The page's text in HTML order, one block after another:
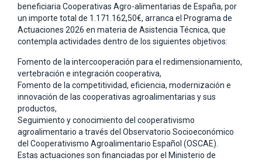
beneficiaria Cooperativas Agro-alimentarias de España, por
un importe total de 1.171.162,50€, arranca el Programa de
Actuaciones 2026 en materia de Asistencia Técnica, que
contempla actividades dentro de los siguientes objetivos:
Fomento de la intercooperación para el redimensionamiento,
vertebración e integración cooperativa,
Fomento de la competitividad, eficiencia, modernización e
innovación de las cooperativas agroalimentarias y sus
productos,
Seguimiento y conocimiento del cooperativismo
agroalimentario a través del Observatorio Socioeconómico
del Cooperativismo Agroalimentario Español (OSCAE).
Estas actuaciones son financiadas por el Ministerio de